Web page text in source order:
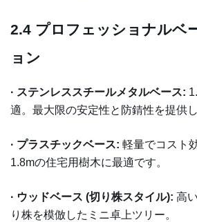
2.4 プロフェッショナルベ
ョン
· ステンレススチールメタルベース:
適。最大限の安定性と防錆性を提供し
· プラスチックベース: 軽量でコスト
1.8mの住宅用樹木に最適です。
· ウッドベース (切り株スタイル): 高
り株を模倣したミニ卓上ツリー。